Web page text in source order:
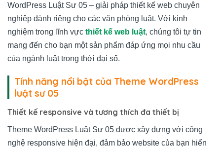
WordPress Luật Sư 05 – giải pháp thiết kế web chuyên
nghiệp dành riêng cho các văn phòng luật. Với kinh
nghiệm trong lĩnh vực thiết kế web luật, chúng tôi tự tin
mang đến cho bạn một sản phẩm đáp ứng mọi nhu cầu
của ngành luật trong thời đại số.
Tính năng nổi bật của Theme WordPress
luật sư 05
Thiết kế responsive và tương thích đa thiết bị
Theme WordPress Luật Sư 05 được xây dựng với công
nghệ responsive hiện đại, đảm bảo website của bạn hiển